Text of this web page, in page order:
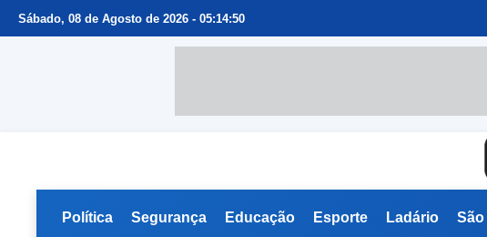
Sábado, 08 de Agosto de 2026 - 05:14:50
Política Segurança Educação Esporte Ladário